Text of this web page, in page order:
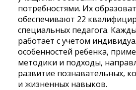
потребностями. Их
обеспечивают 22
специальных педагога.
работает с учетом
особенностей ребенка,
методики и подходы,
развитие познавательных,
и жизненных навыков.